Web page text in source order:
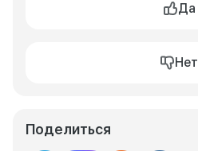
Да
Нет
Поделиться